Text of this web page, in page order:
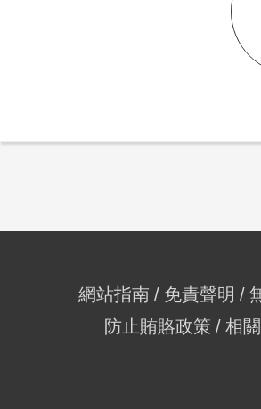
網站指南 免責聲明
防止賄賂政策
相